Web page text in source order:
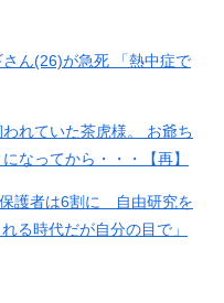
報】ロシア、じわじわと逝
さん(26)が急死 「熱中症で
れていた茶虎様。 お爺ち
なってから・・・【再】
護者は6割に 自由研究を
る時代だが自分の目で」
負けに。あまりの酷さに